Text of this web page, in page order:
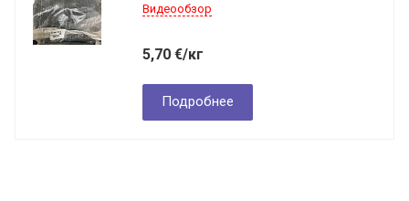
Видеообзор
5,70 €/кг
Подробнее